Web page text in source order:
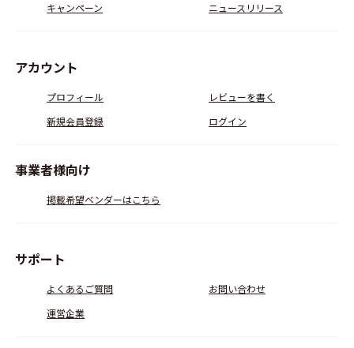
キャンペーン ニュースリリース
アカウント
プロフィール
レビューを書く
新規会員登録
ログイン
事業者様向け
掲載希望ベンダーはこちら
サポート
よくあるご質問
お問い合わせ
運営企業